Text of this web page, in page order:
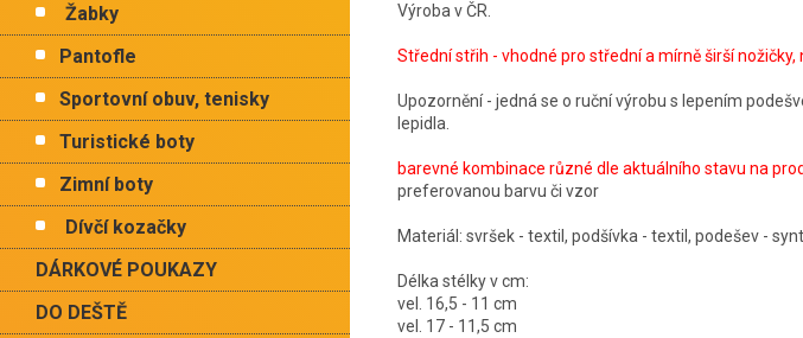
Žabky
Pantofle
Sportovní obuv, tenisky
Turistické boty
Zimní boty
Dívčí kozačky
DÁRKOVÉ POUKAZY
DO DEŠTĚ
Výroba v ČR.
Střední střih - vhodné pro střední a mírně širší
Upozornění - jedná se o ruční výrobu s lepením
lepidla.
barevné kombinace různé dle aktuálního stavu na
preferovanou barvu či vzor
Materiál: svršek - textil, podšívka - textil, podešev -
Délka stélky v cm:
vel. 16,5 - 11 cm
vel. 17 - 11,5 cm